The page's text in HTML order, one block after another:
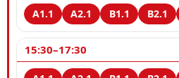
15:30–17:30